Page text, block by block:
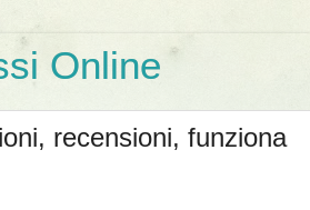
Online
recensioni, funziona